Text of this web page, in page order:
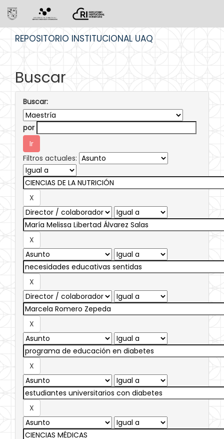
REPOSITORIO INSTITUCIONAL UAQ
Buscar
Buscar:
por
Filtros actuales: